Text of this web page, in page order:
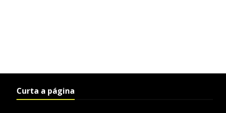
Curta a página